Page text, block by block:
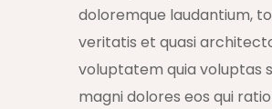
doloremque laudantium,
veritatis et quasi
voluptatem quia voluptas
magni dolores eos qui